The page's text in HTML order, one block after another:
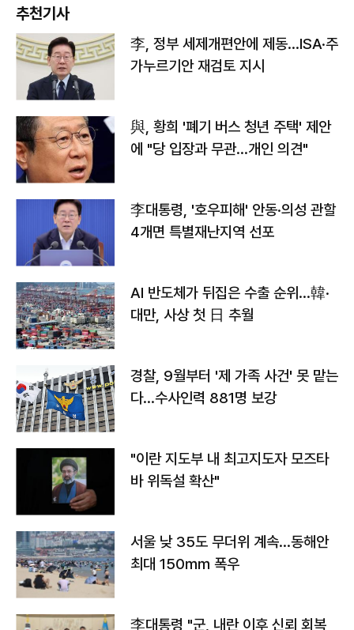
추천기사
李, 정부 세제개편안에 제동…ISA·주
가누르기안 재검토 지시
與, 황희 '폐기 버스 청년 주택' 제안
에 "당 입장과 무관…개인 의견"
李대통령, '호우피해' 안동·의성 관할
4개면 특별재난지역 선포
AI 반도체가 뒤집은 수출 순위…韓·
대만, 사상 첫 日 추월
경찰, 9월부터 '제 가족 사건' 못 맡는
다…수사인력 881명 보강
"이란 지도부 내 최고지도자 모즈타
바 위독설 확산"
서울 낮 35도 무더위 계속…동해안
최대 150㎜ 폭우
李대통령 "군, 내란 이후 신뢰 회복